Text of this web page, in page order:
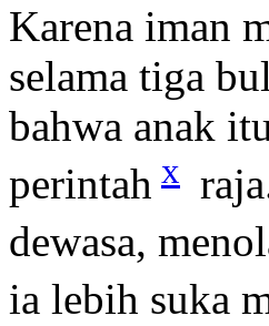
Karena iman
selama tiga
bahwa anak
perintah x
dewasa,
ia lebih suka